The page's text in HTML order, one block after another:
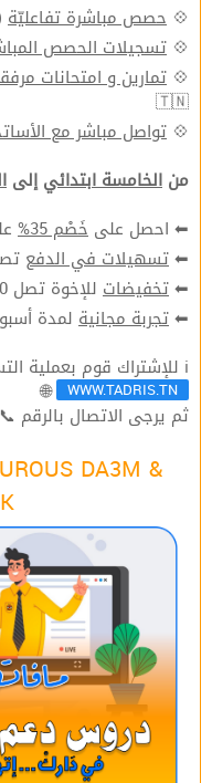
💠 حصص مباشرة تفاعليّة )
💠 تسجيلات الحصص
💠 تمارين و امتحانات
🇹🇳
💠 تواصل مباشر مع
من الخامسة ابتدائي إلى
⬅ احصل على خَصْم 35%
⬅تسهيلات في الدفع تصل
⬅تخفيضات للإخوة تصل 50% 👪
⬅تجربة مجانية لمدة
ℹ للإشتراك قوم بعملية التسجيل🔐 في الموقع |
WWW.TADRIS.TN
🌐
ثم يرجى الاتصال بالرقم
DA3M &